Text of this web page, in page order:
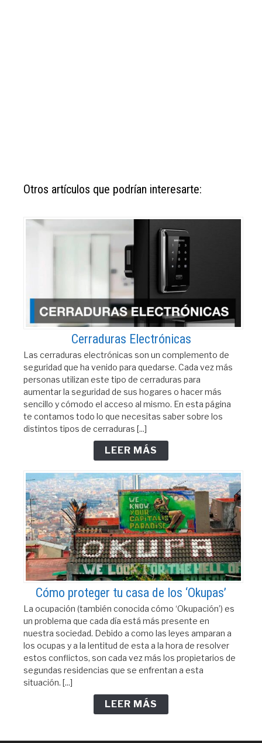
Otros artículos que podrían interesarte:
Cerraduras Electrónicas
Las cerraduras electrónicas son un complemento de
seguridad que ha venido para quedarse. Cada vez más
personas utilizan este tipo de cerraduras para
aumentar la seguridad de sus hogares o hacer más
sencillo y cómodo el acceso al mismo. En esta página
te contamos todo lo que necesitas saber sobre los
distintos tipos de cerraduras [...]
LEER MÁS
Cómo proteger tu casa de los ‘Okupas’
La ocupación (también conocida cómo ‘Okupación’) es
un problema que cada día está más presente en
nuestra sociedad. Debido a como las leyes amparan a
los ocupas y a la lentitud de esta a la hora de resolver
estos conflictos, son cada vez más los propietarios de
segundas residencias que se enfrentan a esta
situación. [...]
LEER MÁS